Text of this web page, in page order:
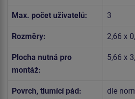
Max. počet uživatelů: 3
Rozměry: 2,66 x
Plocha nutná pro
montáž:
5,66 x
Povrch, tlumící pád: dle